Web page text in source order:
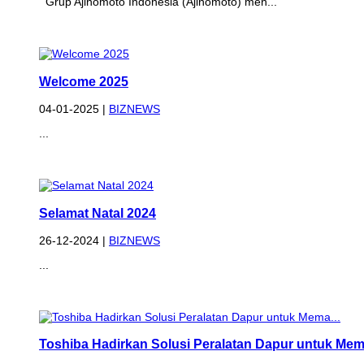
Welcome 2025
04-01-2025 | BIZNEWS
Selamat Natal 2024
26-12-2024 | BIZNEWS
Toshiba Hadirkan Solusi Peralatan Dapur untuk